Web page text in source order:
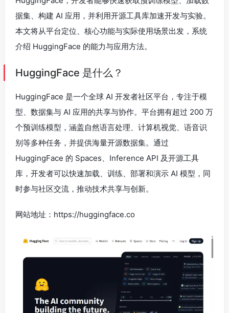
据集、构建 AI 应用，并利用开源工具库加速开发与实验。
本文将从平台定位、核心功能与实际使用场景出发，系统
介绍 HuggingFace 的能力与应用方法。
HuggingFace 是什么？
HuggingFace 是一个全球 AI 开发者社区平台，专注于模
型、数据集与 AI 应用的共享与协作。平台拥有超过 200 万
个预训练模型，涵盖自然语言处理、计算机视觉、语音识
别等多种任务，并提供海量开源数据集。通过
HuggingFace 的 Spaces、Inference API 及开源工具
库，开发者可以快速加载、训练、部署和演示 AI 模型，同
时参与社区交流，推动技术共享与创新。
网站地址：https://huggingface.co